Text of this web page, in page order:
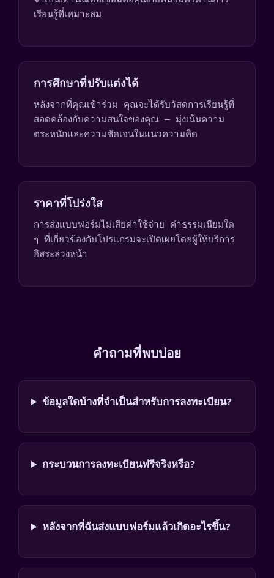
เรียนรู้ที่เหมาะสม
การศึกษาที่ปรับแต่งได้
หลังจากที่คุณเข้าร่วม คุณจะได้รับวัสดการเรียนรู้ที่
สอดคล้องกับความสนใจของคุณ — มุ่งเน้นความ
ตระหนักและความชัดเจนในแนวความคิด
ราคาที่โปร่งใส
การส่งแบบฟอร์มไม่เสียค่าใช้จ่าย ค่าธรรมเนียมใด
ๆ ที่เกี่ยวข้องกับโปรแกรมจะเปิดเผยโดยผู้ให้บริการ
อิสระล่วงหน้า
คำถามที่พบบ่อย
ข้อมูลใดบ้างที่จำเป็นสำหรับการลงทะเบียน?
กระบวนการลงทะเบียนฟรีจริงหรือ?
หลังจากที่ฉันส่งแบบฟอร์มแล้วเกิดอะไรขึ้น?